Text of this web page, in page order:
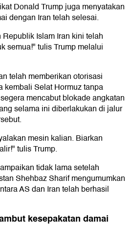
Donald Trump juga menyatakan
dengan Iran telah selesai.
Islam Iran kini telah
semua!" tulis Trump melalui
telah memberikan otorisasi
kembali Selat Hormuz tanpa
mencabut blokade angkatan
selama ini diberlakukan di jalur
mesin kalian. Biarkan
tulis Trump.
tidak lama setelah
Shehbaz Sharif mengumumkan
AS dan Iran telah berhasil
kesepakatan damai